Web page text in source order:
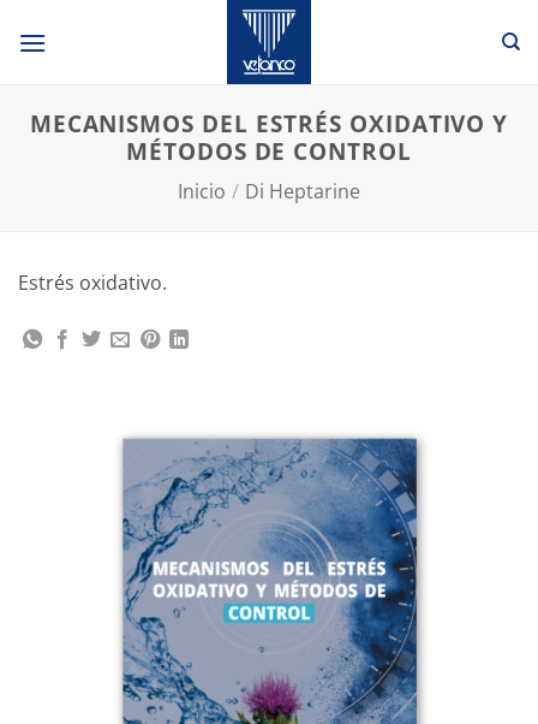
MECANISMOS DEL ESTRÉS OXIDATIVO Y
MÉTODOS DE CONTROL
Inicio / Di Heptarine
Estrés oxidativo.